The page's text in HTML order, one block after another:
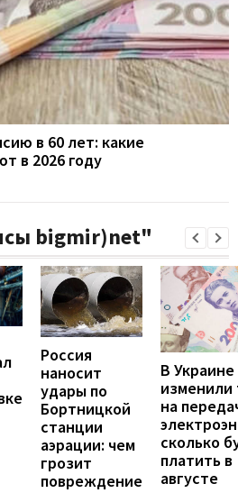
в 60 лет: какие
в 2026 году
bigmir)net"
Россия
наносит
удары по
Бортницкой
станции
аэрации: чем
грозит
повреждение
В Украине
на
сколько
платить в
августе